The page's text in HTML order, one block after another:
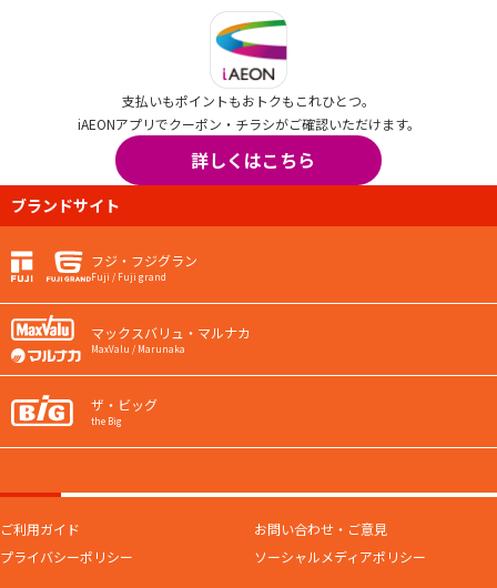
支払いもポイントもおトクもこれひとつ。
iAEONアプリでクーポン・チラシがご確認いただけます。
詳しくはこちら
ブランドサイト
フジ・フジグラン
Fuji / Fuji grand
マックスバリュ・マルナカ
MaxValu / Marunaka
ザ・ビッグ
the Big
ご利用ガイド
お問い合わせ・ご意見
プライバシーポリシー
ソーシャルメディアポリシー